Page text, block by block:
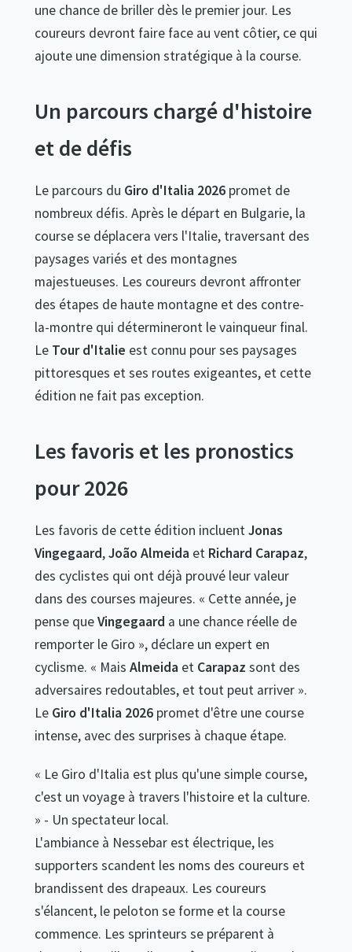
une chance de briller dès le premier jour. Les
coureurs devront faire face au vent côtier, ce qui
ajoute une dimension stratégique à la course.
Un parcours chargé d'histoire
et de défis
Le parcours du Giro d'Italia 2026 promet de
nombreux défis. Après le départ en Bulgarie, la
course se déplacera vers l'Italie, traversant des
paysages variés et des montagnes
majestueuses. Les coureurs devront affronter
des étapes de haute montagne et des contre-
la-montre qui détermineront le vainqueur final.
Le Tour d'Italie est connu pour ses paysages
pittoresques et ses routes exigeantes, et cette
édition ne fait pas exception.
Les favoris et les pronostics
pour 2026
Les favoris de cette édition incluentJonas
Vingegaard,João Almeida et Richard Carapaz,
des cyclistes qui ont déjà prouvé leur valeur
dans des courses majeures. « Cette année, je
pense queVingegaard a une chance réelle de
remporter le Giro », déclare un expert en
cyclisme. « Mais Almeida et Carapaz sont des
adversaires redoutables, et tout peut arriver ».
Le Giro d'Italia 2026 promet d'être une course
intense, avec des surprises à chaque étape.
« Le Giro d'Italia est plus qu'une simple course,
c'est un voyage à travers l'histoire et la culture.
» - Un spectateur local.
L'ambiance à Nessebar est électrique, les
supporters scandent les noms des coureurs et
brandissent des drapeaux. Les coureurs
s'élancent, le peloton se forme et la course
commence. Les sprinteurs se préparent à